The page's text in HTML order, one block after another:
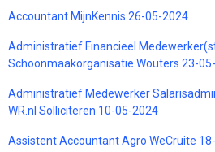
Accountant MijnKennis 26-05-2024
Administratief Financieel
Schoonmaakorganisatie Wouters 23-
Administratief Medewerker
WR.nl Solliciteren 10-05-2024
Assistent Accountant Agro WeCruite